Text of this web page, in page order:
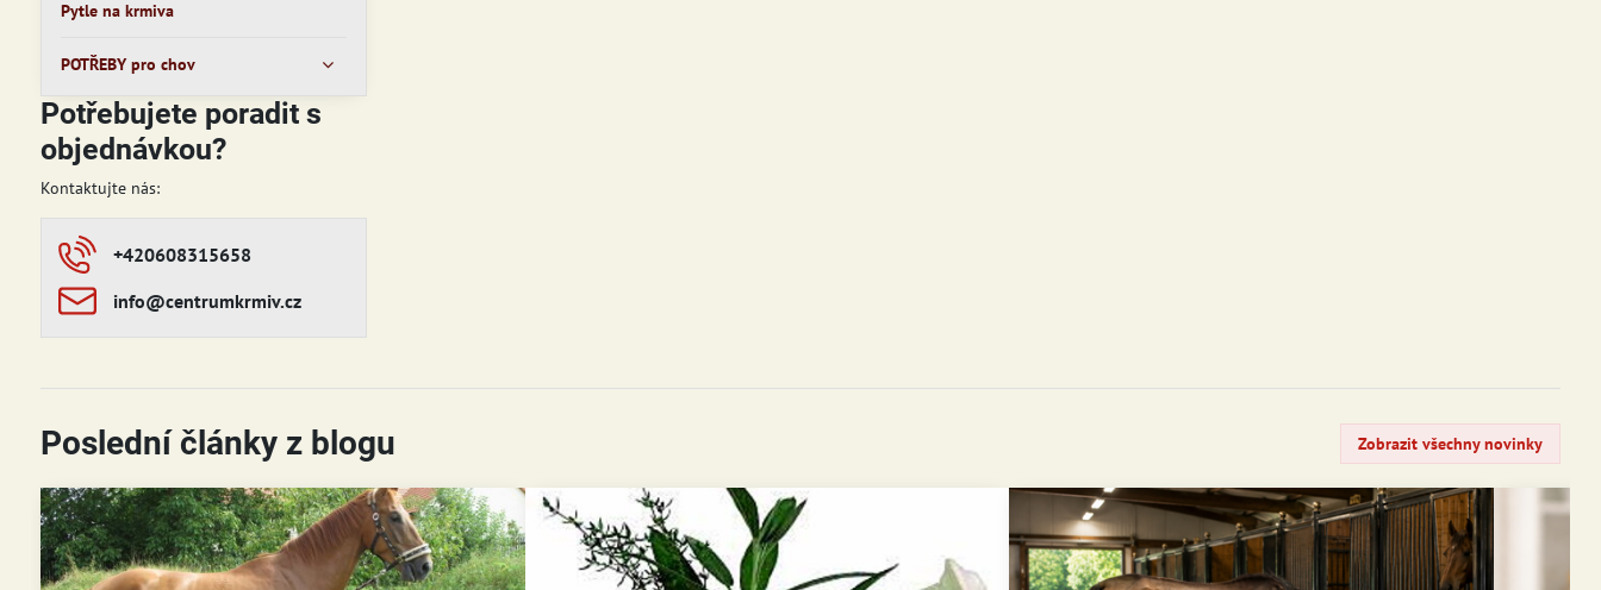
Pytle na krmiva
POTŘEBY pro chov
Potřebujete poradit s
objednávkou?
Kontaktujte nás:
+420608315658
info​​@centrumkrmiv​​.cz
Poslední články z blogu Zobrazit všechny novinky